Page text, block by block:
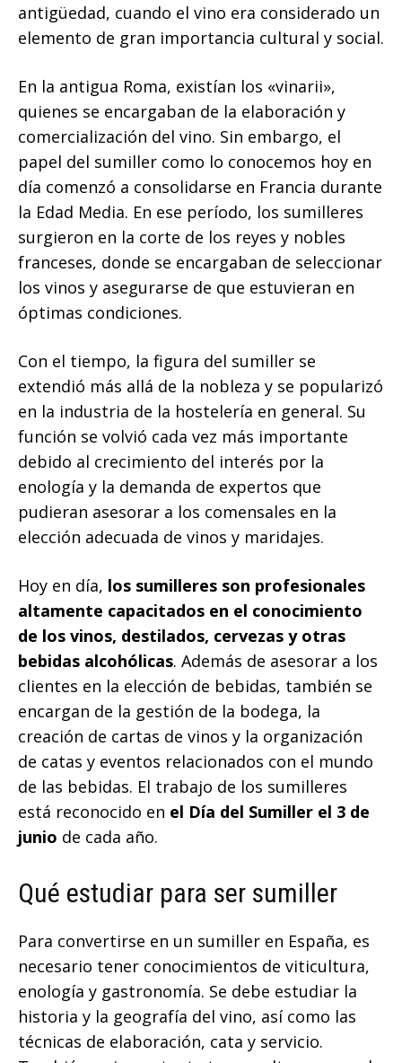
antigüedad, cuando el vino era considerado un
elemento de gran importancia cultural y social.
En la antigua Roma, existían los «vinarii»,
quienes se encargaban de la elaboración y
comercialización del vino. Sin embargo, el
papel del sumiller como lo conocemos hoy en
día comenzó a consolidarse en Francia durante
la Edad Media. En ese período, los sumilleres
surgieron en la corte de los reyes y nobles
franceses, donde se encargaban de seleccionar
los vinos y asegurarse de que estuvieran en
óptimas condiciones.
Con el tiempo, la figura del sumiller se
extendió más allá de la nobleza y se popularizó
en la industria de la hostelería en general. Su
función se volvió cada vez más importante
debido al crecimiento del interés por la
enología y la demanda de expertos que
pudieran asesorar a los comensales en la
elección adecuada de vinos y maridajes.
Hoy en día, los sumilleres son profesionales
altamente capacitados en el conocimiento
de los vinos, destilados, cervezas y otras
bebidas alcohólicas. Además de asesorar a los
clientes en la elección de bebidas, también se
encargan de la gestión de la bodega, la
creación de cartas de vinos y la organización
de catas y eventos relacionados con el mundo
de las bebidas. El trabajo de los sumilleres
está reconocido en el Día del Sumiller el 3 de
junio de cada año.
Qué estudiar para ser sumiller
Para convertirse en un sumiller en España, es
necesario tener conocimientos de viticultura,
enología y gastronomía. Se debe estudiar la
historia y la geografía del vino, así como las
técnicas de elaboración, cata y servicio.